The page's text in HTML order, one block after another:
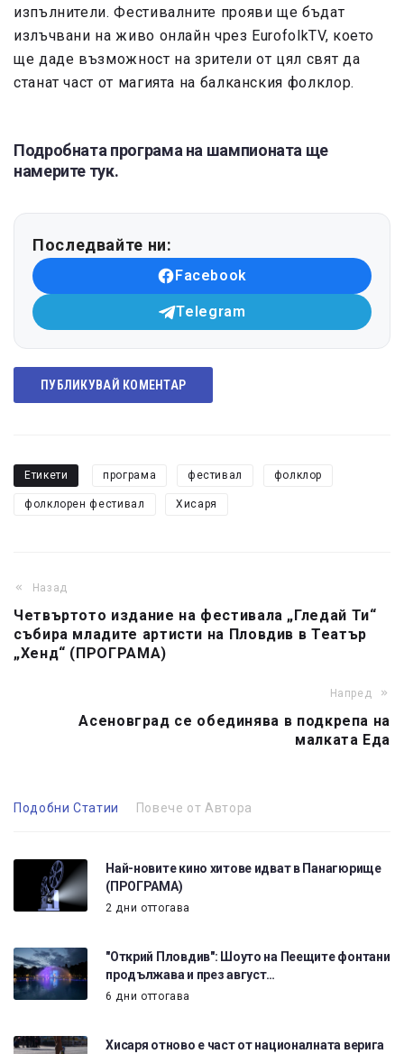
изпълнители. Фестивалните прояви ще бъдат
излъчвани на живо онлайн чрез EurofolkTV, което
ще даде възможност на зрители от цял свят да
станат част от магията на балканския фолклор.
Подробната програма на шампионата ще
намерите тук.
Последвайте ни:
Facebook
Telegram
ПУБЛИКУВАЙ КОМЕНТАР
Етикети програма фестивал фолклор
фолклорен фестивал Хисаря
Назад
Четвъртото издание на фестивала „Гледай Ти“
събира младите артисти на Пловдив в Театър
„Хенд“ (ПРОГРАМА)
Напред
Асеновград се обединява в подкрепа на
малката Еда
Подобни Статии Повече от Автора
Най-новите кино хитове идват в Панагюрище
(ПРОГРАМА)
2 дни оттогава
"Открий Пловдив": Шоуто на Пеещите фонтани
продължава и през август…
6 дни оттогава
Хисаря отново е част от националната верига